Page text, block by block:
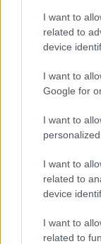
I want to
related to
device
I want to
Google for
I want to
I want to
related to
device
I want to
related to
A történelmi
m4sport.hu-
„Azt
annak nem
tagságot
akasszanak a
végeznénk,
Máté
elhivatott,
szakembert
hosszabb